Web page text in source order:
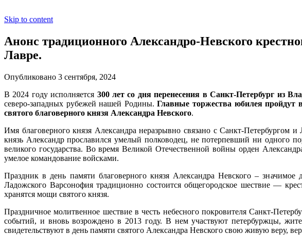
Skip to content
Анонс традиционного Александро-Невского
Лавре.
Опубликовано 3 сентября, 2024
В 2024 году исполняется 300 лет со дня перенесения в Санкт-Петербург из
северо-западных рубежей нашей Родины.Главные торжества юбилея пройдут
святого благоверного князя Александра Невского.
Имя благоверного князя Александра неразрывно связано с Санкт-
князь Александр прославился умелый полководец, не потерпевший ни одного
великого государства. Во время Великой Отечественной войны орден
умелое командование войсками.
Праздник в день памяти благоверного князя Александра Невского –
Ладожского Варсонофия традиционно состоится общегородское шествие —
хранятся мощи святого князя.
Праздничное молитвенное шествие в честь небесного покровителя Санкт-
событий, и вновь возрождено в 2013 году. В нем участвуют петербуржцы,
свидетельствуют в день памяти святого Александра Невского свою живую веру,